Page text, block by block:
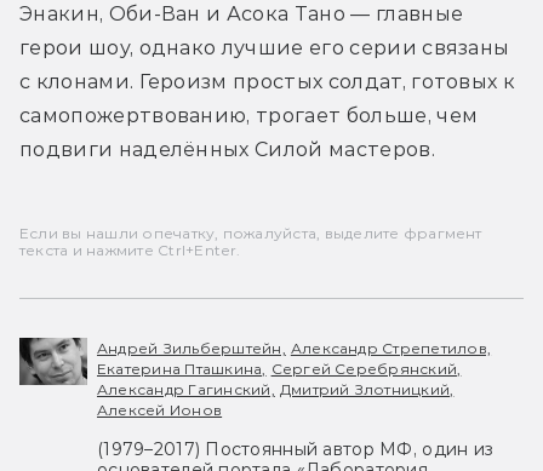
Энакин, Оби-Ван и Асока Тано — главные
герои шоу, однако лучшие его серии связаны
с клонами. Героизм простых солдат, готовых к
самопожертвованию, трогает больше, чем
подвиги наделённых Силой мастеров.
Если вы нашли опечатку, пожалуйста, выделите фрагмент
текста и нажмите Ctrl+Enter.
Андрей Зильберштейн,
Александр Стрепетилов,
Екатерина Пташкина,
Сергей Серебрянский,
Александр Гагинский,
Дмитрий Злотницкий,
Алексей Ионов
(1979–2017) Постоянный автор МФ, один из